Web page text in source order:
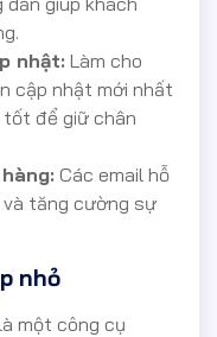
nhật: Làm cho
cập nhật mới nhất
để giữ chân
Các email hỗ
tăng cường sự
nhỏ
một công cụ